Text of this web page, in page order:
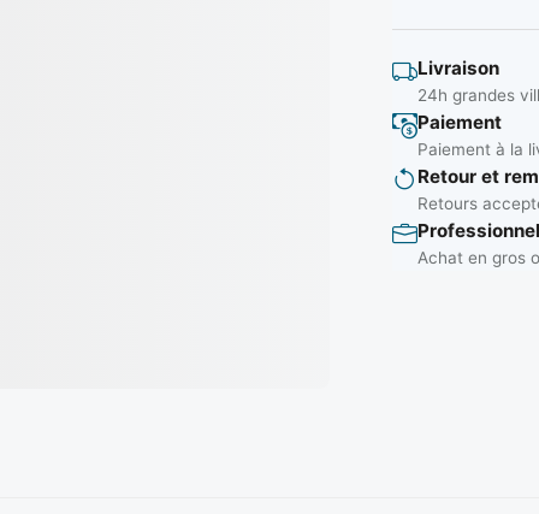
Livraison
24h grandes
Paiement
Paiement à la
Retour et
Retours
Achat en gros